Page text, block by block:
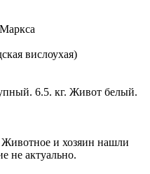
вислоухая)
6.5. кг. Живот белый.